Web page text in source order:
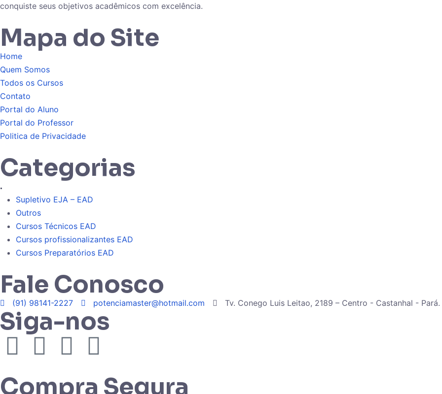
conquiste seus objetivos acadêmicos com excelência.
Mapa do Site
Home
Quem Somos
Todos os Cursos
Contato
Portal do Aluno
Portal do Professor
Politica de Privacidade
Categorias
.
Supletivo EJA – EAD
Outros
Cursos Técnicos EAD
Cursos profissionalizantes EAD
Cursos Preparatórios EAD
Fale Conosco
(91) 98141-2227 potenciamaster@hotmail.com Tv. Conego Luis Leitao, 2189 – Centro - Castanhal - Pará.
Siga-nos
Compra Segura